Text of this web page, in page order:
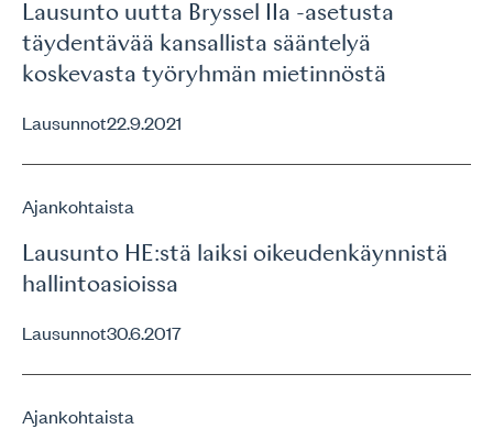
Lausunto uutta Bryssel IIa -asetusta
täydentävää kansallista sääntelyä
koskevasta työryhmän mietinnöstä
Lausunnot22.9.2021
Ajankohtaista
Lausunto HE:stä laiksi oikeudenkäynnistä
hallintoasioissa
Lausunnot30.6.2017
Ajankohtaista